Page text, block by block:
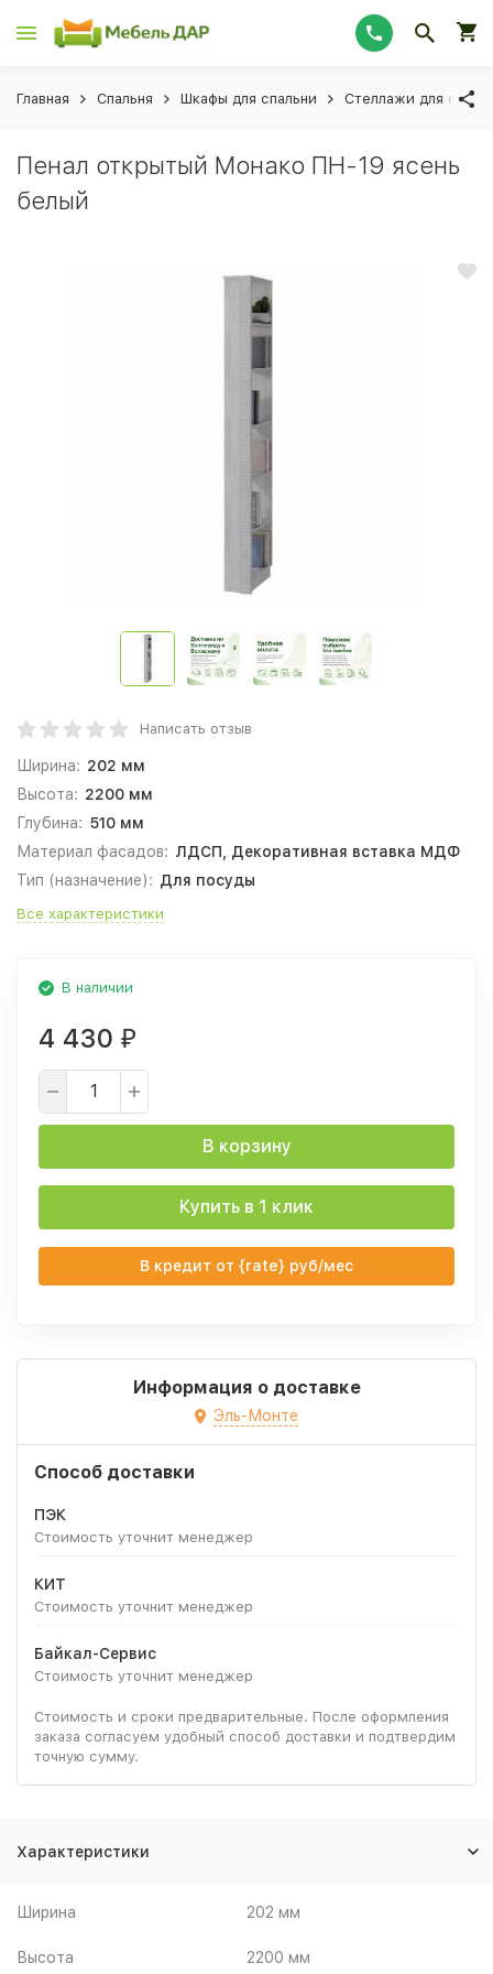
Главная Спальня Шкафы для спальни Стеллажи для
Пенал открытый Монако ПН-19 ясень
белый
Написать отзыв
Ширина: 202 мм
Высота: 2200 мм
Глубина: 510 мм
Материал фасадов: ЛДСП, Декоративная вставка МДФ
Тип (назначение): Для посуды
Все характеристики
В наличии
4 430 ₽
В корзину
Купить в 1 клик
В кредит от {rate} руб/мес
Информация о доставке
Эль-Монте
Способ доставки
ПЭК
Стоимость уточнит менеджер
КИТ
Стоимость уточнит менеджер
Байкал-Сервис
Стоимость уточнит менеджер
Стоимость и сроки предварительные. После оформления
заказа согласуем удобный способ доставки и подтвердим
точную сумму.
Характеристики
Ширина 202 мм
Высота 2200 мм